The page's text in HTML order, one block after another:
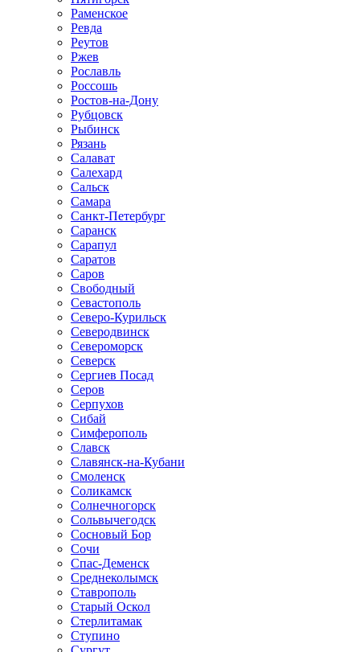
Раменское
Ревда
Реутов
Ржев
Рославль
Россошь
Ростов-на-Дону
Рубцовск
Рыбинск
Рязань
Салават
Салехард
Сальск
Самара
Санкт-Петербург
Саранск
Сарапул
Саратов
Саров
Свободный
Севастополь
Северо-Курильск
Северодвинск
Североморск
Северск
Сергиев Посад
Серов
Серпухов
Сибай
Симферополь
Славск
Славянск-на-Кубани
Смоленск
Соликамск
Солнечногорск
Сольвычегодск
Сосновый Бор
Сочи
Спас-Деменск
Среднеколымск
Ставрополь
Старый Оскол
Стерлитамак
Ступино